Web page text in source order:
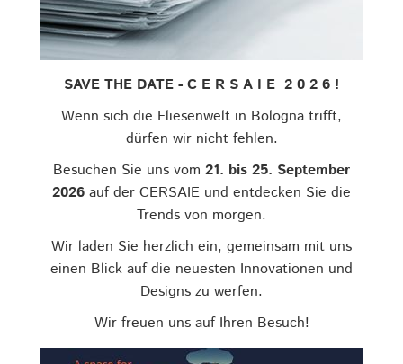
SAVE THE DATE - C E R S A I E 2 0 2 6 !
Wenn sich die Fliesenwelt in Bologna trifft,
dürfen wir nicht fehlen.
Besuchen Sie uns vom 21. bis 25. September
2026 auf der CERSAIE und entdecken Sie die
Trends von morgen.
Wir laden Sie herzlich ein, gemeinsam mit uns
einen Blick auf die neuesten Innovationen und
Designs zu werfen.
Wir freuen uns auf Ihren Besuch!